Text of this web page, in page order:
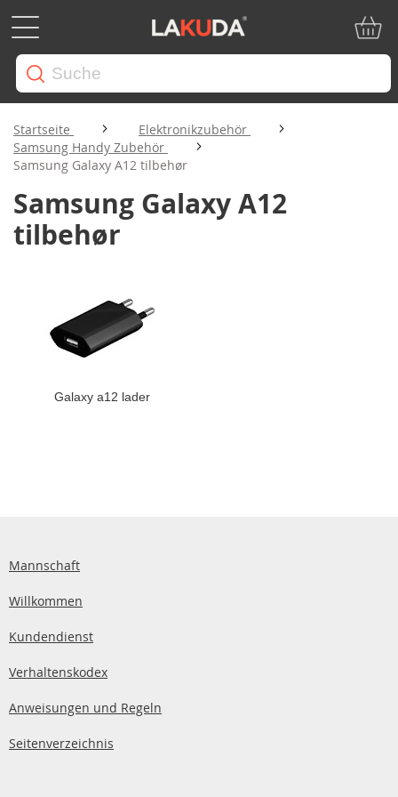
Startseite
Elektronikzubehör
Samsung Handy Zubehör
Samsung Galaxy A12 tilbehør
Samsung Galaxy A12
tilbehør
Galaxy a12 lader
Mannschaft
Willkommen
Kundendienst
Verhaltenskodex
Anweisungen und Regeln
Seitenverzeichnis